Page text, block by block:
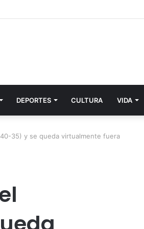
DEPORTES CULTURA VIDA
35) y se queda virtualmente fuera